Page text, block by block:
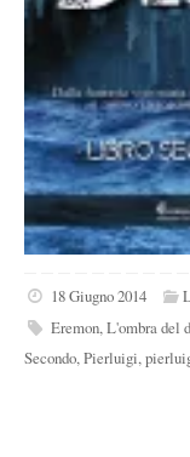
18 Giugno 2014
Eremon,L'ombra del
Secondo,Pierluigi,